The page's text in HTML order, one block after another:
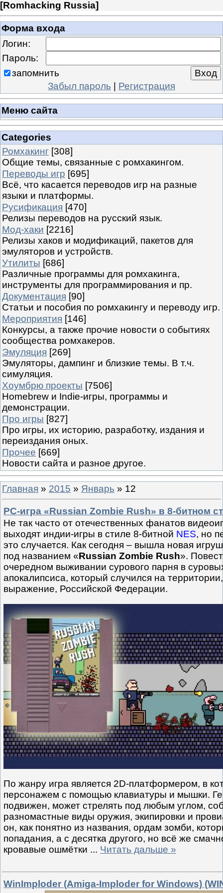
[Romhacking Russia]
Форма входа
Логин:
Пароль:
запомнить
Забыл пароль | Регистрация
Меню сайта
Categories
Ромхакинг [308]
Общие темы, связанные с ромхакингом.
Переводы игр [695]
Всё, что касается переводов игр на разные
языки и платформы.
Русификация [470]
Релизы переводов на русский язык.
Мод-хаки [2216]
Релизы хаков и модификаций, пакетов для
эмуляторов и устройств.
Утилиты [686]
Различные программы для ромхакинга,
инструменты для программирования и пр.
Документация [90]
Статьи и пособия по ромхакингу и переводу игр.
Мероприятия [146]
Конкурсы, а также прочие новости о событиях
сообщества ромхакеров.
Эмуляция [269]
Эмуляторы, дампинг и близкие темы. В т.ч.
симуляция.
Хоумбрю проекты [7506]
Homebrew и Indie-игры, программы и
демонстрации.
Про игры [827]
Про игры, их историю, разработку, издания и
переиздания оных.
Прочее [669]
Новости сайта и разное другое.
Главная » 2015 » Январь » 12
PC-игра «Russian Zombie Rush» в 8-битном
Не так часто от отечественных фанатов
выходят индии-игры в стиле 8-битной NES, но
это случается. Как сегодня – вышла новая
под названием «Russian Zombie Rush».
очередном выживании сурового парня в
апокалипсиса, который случился на
выражение, Российской Федерации.
По жанру игра является 2D-платформером, в
персонажем с помощью клавиатуры и мышки.
подвижен, может стрелять под любым углом,
разномастные виды оружия, экипировки и
он, как понятно из названия, ордам зомби,
попадания, а с десятка другого, но всё же
кровавые ошмётки ... Читать дальше »
WinImploder (Amiga-Imploder for Windows)